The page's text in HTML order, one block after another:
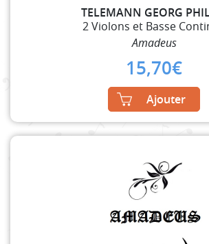
TELEMANN GEORG
2 Violons et Basse
Amadeus
15,70€
Ajouter